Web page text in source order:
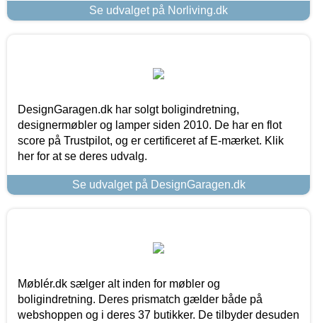
Se udvalget på Norliving.dk
DesignGaragen.dk har solgt boligindretning,
designermøbler og lamper siden 2010. De har en flot
score på Trustpilot, og er certificeret af E-mærket. Klik
her for at se deres udvalg.
Se udvalget på DesignGaragen.dk
Møblér.dk sælger alt inden for møbler og
boligindretning. Deres prismatch gælder både på
webshoppen og i deres 37 butikker. De tilbyder desuden